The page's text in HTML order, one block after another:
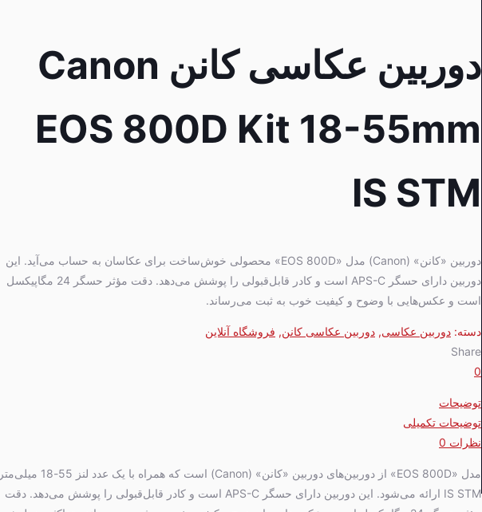
دوربین عکاسی کانن Canon
EOS 800D Kit 18-55mm
IS STM
دوربین «کانن» (Canon) مدل «EOS 800D» محصولی خوش‌ساخت برای عکاسان به حساب می‌آید. این
دوربین دارای حسگر APS-C است و کادر قابل‌قبولی را پوشش می‌دهد. دقت مؤثر حسگر 24 مگاپیکسل
است و عکس‌هایی با وضوح و کیفیت خوب به ثبت می‌رساند.
دسته: دوربین عکاسی, دوربین عکاسی کانن, فروشگاه آنلاین
Share
0
توضیحات
توضیحات تکمیلی
نظرات 0
مدل «EOS 800D» از دوربین‌های دوربین «کانن» (Canon) است که همراه با یک عدد لنز 55-18 میلی‌متر
IS STM ارائه می‌شود. این دوربین دارای حسگر APS-C است و کادر قابل‌قبولی را پوشش می‌دهد. دقت